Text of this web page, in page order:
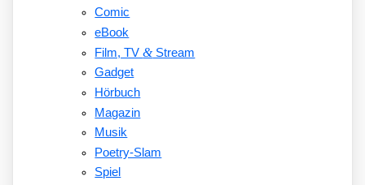
Comic
eBook
Film, TV&Stream
Gadget
Hörbuch
Magazin
Musik
Poetry-Slam
Spiel